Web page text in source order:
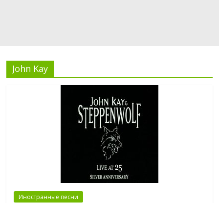
John Kay
Иностранные песни